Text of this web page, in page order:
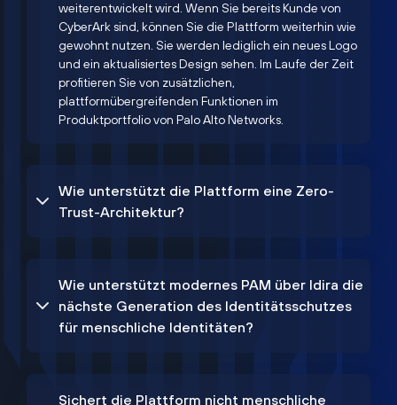
weiterentwickelt wird. Wenn Sie bereits Kunde von
CyberArk sind, können Sie die Plattform weiterhin wie
gewohnt nutzen. Sie werden lediglich ein neues Logo
und ein aktualisiertes Design sehen. Im Laufe der Zeit
profitieren Sie von zusätzlichen,
plattformübergreifenden Funktionen im
Produktportfolio von Palo Alto Networks.
Wie unterstützt die Plattform eine Zero-
Trust-Architektur?
Wie unterstützt modernes PAM über Idira die
nächste Generation des Identitätsschutzes
für menschliche Identitäten?
Sichert die Plattform nicht menschliche